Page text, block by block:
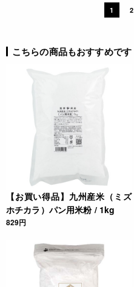
1 2
こちらの商品もおすすめです
【お買い得品】九州産米（ミズ
ホチカラ）パン用米粉 / 1kg
829円